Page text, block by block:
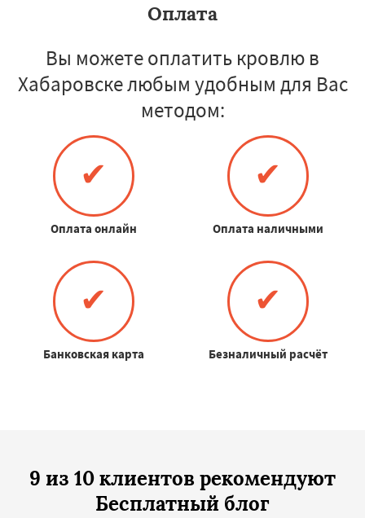
Оплата
Вы можете оплатить кровлю в
Хабаровске любым удобным для Вас
методом:
✔
Оплата онлайн
✔
Оплата наличными
✔
Банковская карта
✔
Безналичный расчёт
9 из 10 клиентов рекомендуют
Бесплатный блог